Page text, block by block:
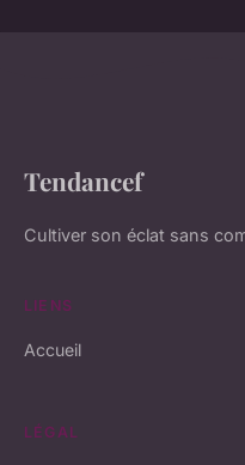
Tendancef
Cultiver son éclat sans
LIENS
Accueil
LÉGAL